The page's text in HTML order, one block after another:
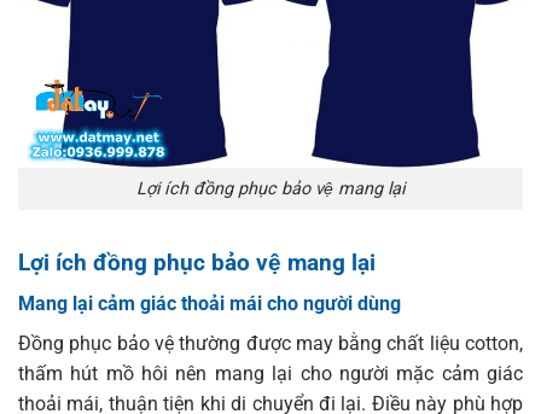
Lợi ích đồng phục bảo vệ mang lại
Lợi ích đồng phục bảo vệ mang lại
Mang lại cảm giác thoải mái cho người dùng
Đồng phục bảo vệ thường được may bằng chất liệu cotton,
thấm hút mồ hôi nên mang lại cho người mặc cảm giác
thoải mái, thuận tiện khi di chuyển đi lại. Điều này phù hợp